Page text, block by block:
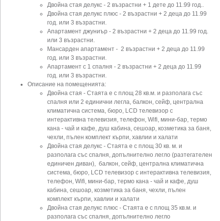
Двойна стая делукс - 2 възрастни + 1 дете до 11.99 год..
Двойна стая делукс плюс - 2 възрастни + 2 деца до 11.99
год. или 3 възрастни.
Апартамент джуниър - 2 възрастни + 2 деца до 11.99 год.
или 3 възрастни.
Мансарден апартамент - 2 възрастни + 2 деца до 11.99
год. или 3 възрастни.
Апартамент с 1 спалня - 2 възрастни + 2 деца до 11.99
год. или 3 възрастни.
Описание на помещенията:
Двойна стая - Стаята е с площ 28 кв.м. и разполага със
спалня или 2 единични легла, балкон, сейф, централна
климатична система, бюро, LCD телевизор с
интерактивна телевизия, телефон, Wifi, мини-бар, термо
кана - чай и кафе, душ кабина, сешоар, козметика за баня,
чехли, пълен комплект кърпи, хавлии и халати
Двойна стая делукс - Стаята е с площ 30 кв. м. и
разполага със спалня, допълнително легло (разтегателен
единичен диван), балкон, сейф, централна климатична
система, бюро, LCD телевизор с интерактивна телевизия,
телефон, Wifi, мини-бар, термо кана - чай и кафе, душ
кабина, сешоар, козметика за баня, чехли, пълен
комплект кърпи, хавлии и халати
Двойна стая делукс плюс - Стаята е с площ 35 кв.м. и
разполага със спалня, допълнително легло